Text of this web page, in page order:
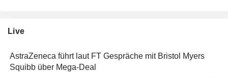
Live
AstraZeneca führt laut FT Gespräche mit Bristol Myers
Squibb über Mega-Deal